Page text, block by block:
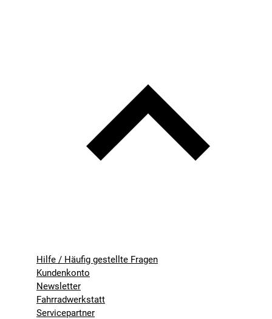
Hilfe / Häufig gestellte Fragen
Kundenkonto
Newsletter
Fahrradwerkstatt
Servicepartner